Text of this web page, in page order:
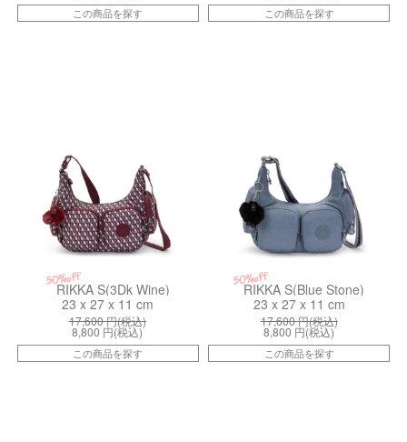
この商品を探す この商品を探す
50%off
RIKKA S(3Dk Wine)
23 x 27 x 11 cm
17,600円(税込)
8,800 円(税込)
この商品を探す
50%off
RIKKA S(Blue Stone)
23 x 27 x 11 cm
17,600円(税込)
8,800 円(税込)
この商品を探す